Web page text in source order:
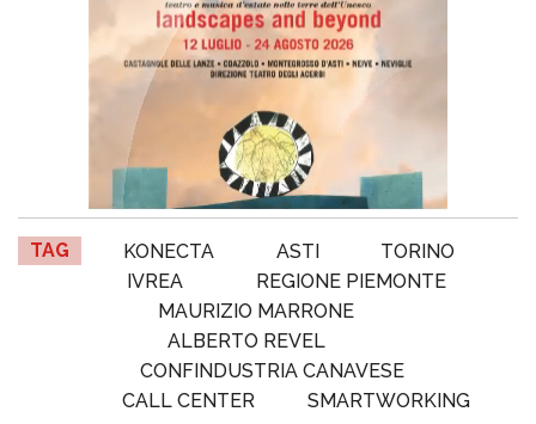
TAG KONECTA ASTI
TORINO
IVREA
REGIONE PIEMONTE
MAURIZIO MARRONE
ALBERTO REVEL
CONFINDUSTRIA CANAVESE
CALL CENTER
SMARTWORKING